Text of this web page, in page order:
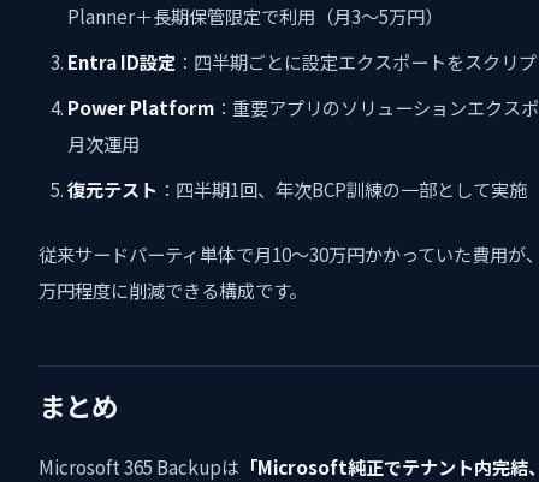
Planner＋長期保管限定で利用（月3〜5万円）
Entra ID設定 ：四半期ごとに設定エクスポートをスクリ
Power Platform ：重要アプリのソリューションエクス
月次運用
復元テスト ：四半期1回、年次BCP訓練の一部として実施
従来サードパーティ単体で月10〜30万円かかっていた費用が
万円程度に削減できる構成です。
まとめ
Microsoft 365 Backupは 「Microsoft純正でテナント内完結